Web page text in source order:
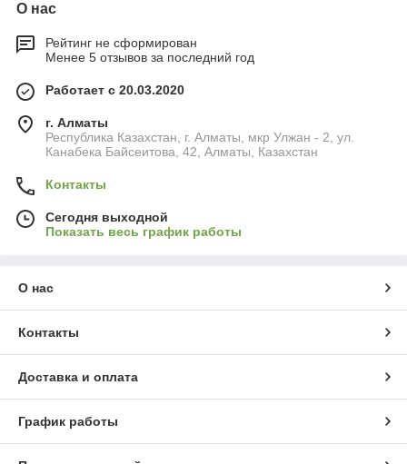
О нас
Рейтинг не сформирован
Менее 5 отзывов за последний год
Работает с 20.03.2020
г. Алматы
Республика Казахстан, г. Алматы, мкр Улжан - 2, ул.
Канабека Байсеитова, 42, Алматы, Казахстан
Контакты
Сегодня выходной
Показать весь график работы
О нас
Контакты
Доставка и оплата
График работы